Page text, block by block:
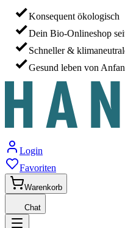
Konsequent ökologisch
Dein Bio-Onlineshop
Schneller &
Gesund leben von
Login
Favoriten
Warenkorb
Chat